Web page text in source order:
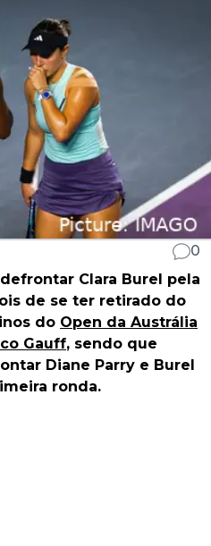
0
Clara Burel pela
de se ter retirado do
do Open da Austrália
Gauff, sendo que
Diane Parry e Burel
ronda.